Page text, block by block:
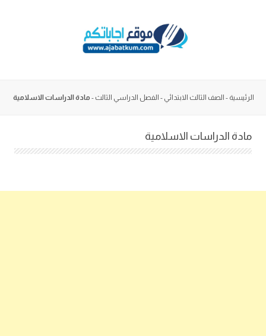
الرئيسية - الصف الثالث الابتدائي - الفصل الدراسي الثالث - مادة الدراسات الاسلامية
مادة الدراسات الاسلامية